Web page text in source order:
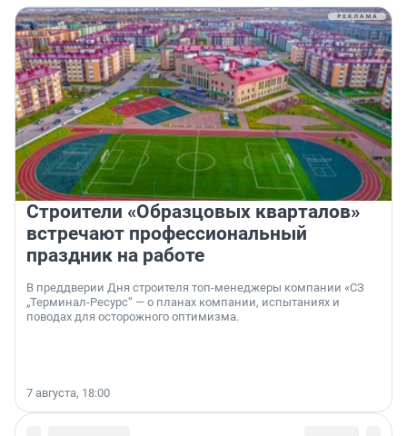
Строители «Образцовых кварталов»
встречают профессиональный
праздник на работе
В преддверии Дня строителя топ-менеджеры компании «СЗ
„Терминал-Ресурс“ — о планах компании, испытаниях и
поводах для осторожного оптимизма.
7 августа, 18:00